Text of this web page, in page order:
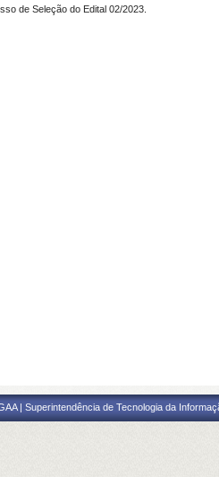
de Seleção do Edital 02/2023.
| Superintendência de Tecnologia da